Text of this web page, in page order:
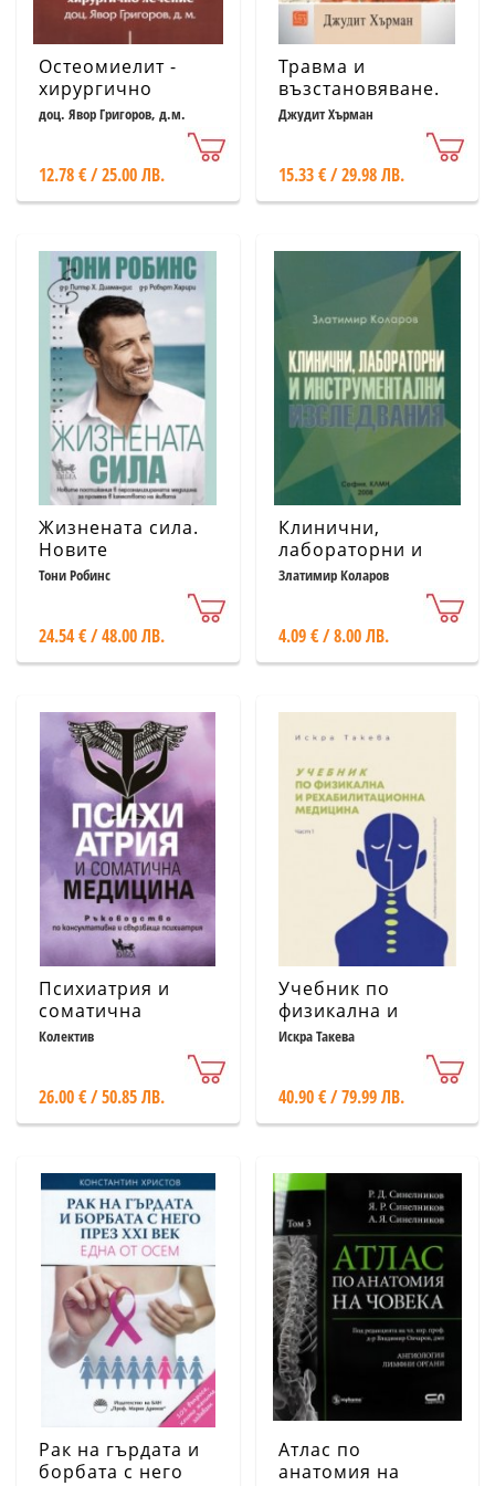
Остеомиелит -
хирургично
лечение
доц. Явор Григоров, д.м.
12.78 € / 25.00 ЛВ.
Травма и
възстановяване.
От домашно
терор
Джудит Хърман
15.33 € / 29.98 ЛВ.
Жизнената сила.
Новите
постижения в
персонализираната
промяна в
качеството на
Тони Робинс
24.54 € / 48.00 ЛВ.
Клинични,
лабораторни и
инструментални
Златимир Коларов
4.09 € / 8.00 ЛВ.
Психиатрия и
соматична
медицина:
Ръководство по
свързваща
психиатрия
Колектив
26.00 € / 50.85 ЛВ.
Учебник по
физикална и
рехабилитационна
медицина Част I
Искра Такева
40.90 € / 79.99 ЛВ.
Рак на гърдата и
борбата с него
Атлас по
анатомия на